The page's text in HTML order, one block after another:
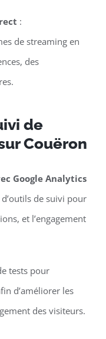
:
de streaming en
des
de
Couëron
Google Analytics
de suivi pour
et l’engagement
tests pour
d’améliorer les
des visiteurs.